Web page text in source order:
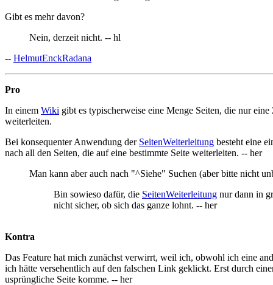
Gibt es mehr davon?
Nein, derzeit nicht. -- hl
-- HelmutEnckRadana
Pro
In einem Wiki gibt es typischerweise eine Menge Seiten, die nur
weiterleiten.
Bei konsequenter Anwendung der SeitenWeiterleitung besteht eine
nach all den Seiten, die auf eine bestimmte Seite weiterleiten. -- her
Man kann aber auch nach "^Siehe" Suchen (aber bitte nicht
Bin sowieso dafür, die SeitenWeiterleitung nur dann in
nicht sicher, ob sich das ganze lohnt. -- her
Kontra
Das Feature hat mich zunächst verwirrt, weil ich, obwohl ich eine
ich hätte versehentlich auf den falschen Link geklickt. Erst durch
usprüngliche Seite komme. -- her